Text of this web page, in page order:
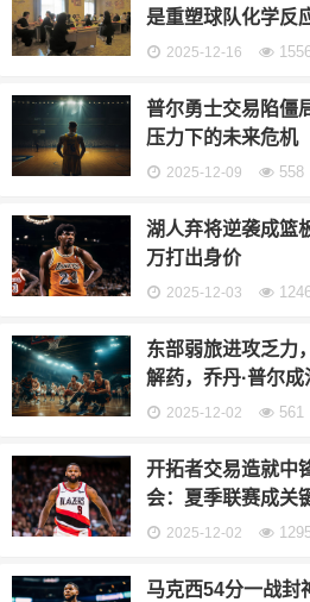
是重塑球队化学反
2025-12-16
普尔勇士交易陷僵
压力下的未来危机
2025-12-09 558
湖人弃将逆袭成篮
万打出身价
2025-12-03
东部弱旅进攻乏力
解药，乔丹·普尔
2025-12-02 561
开拓者交易造就中
会：夏季联赛成关
2025-12-02
马克西54分一战封